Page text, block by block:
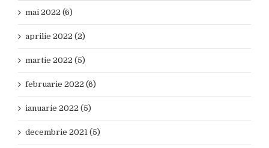
mai 2022 (6)
aprilie 2022 (2)
martie 2022 (5)
februarie 2022 (6)
ianuarie 2022 (5)
decembrie 2021 (5)